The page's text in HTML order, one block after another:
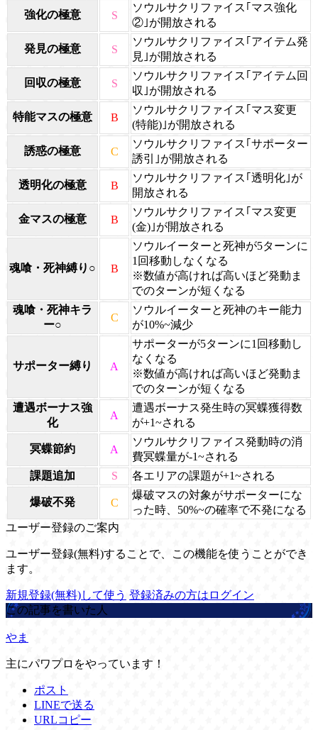
強化の極意 S
ソウルサクリファイス｢マス強化
②｣が開放される
発見の極意 S
ソウルサクリファイス｢アイテム発
見｣が開放される
回収の極意 S
ソウルサクリファイス｢アイテム回
収｣が開放される
特能マスの極意 B
ソウルサクリファイス｢マス変更
(特能)｣が開放される
誘惑の極意 C
ソウルサクリファイス｢サポーター
誘引｣が開放される
透明化の極意 B
ソウルサクリファイス｢透明化｣が
開放される
金マスの極意 B
ソウルサクリファイス｢マス変更
(金)｣が開放される
魂喰・死神縛り○ B
ソウルイーターと死神が5ターンに
1回移動しなくなる
※数値が高ければ高いほど発動ま
でのターンが短くなる
魂喰・死神キラ
ー○
C
ソウルイーターと死神のキー能力
が10%~減少
サポーター縛り A
サポーターが5ターンに1回移動し
なくなる
※数値が高ければ高いほど発動ま
でのターンが短くなる
遭遇ボーナス強
化
A
遭遇ボーナス発生時の冥蝶獲得数
が+1~される
冥蝶節約 A
ソウルサクリファイス発動時の消
費冥蝶量が-1~される
課題追加
S 各エリアの課題が+1~される
爆破不発 C
爆破マスの対象がサポーターにな
った時、50%~の確率で不発になる
ユーザー登録のご案内
ユーザー登録(無料)することで、この機能を使うことができ
ます。
新規登録(無料)して使う 登録済みの方はログイン
この記事を書いた人
やま
主にパワプロをやっています！
ポスト
LINEで送る
URLコピー